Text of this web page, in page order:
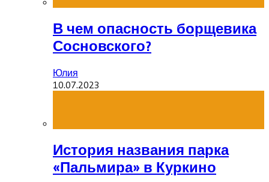
В чем опасность борщевика
Сосновского?
Юлия
10.07.2023
История названия парка
«Пальмира» в Куркино